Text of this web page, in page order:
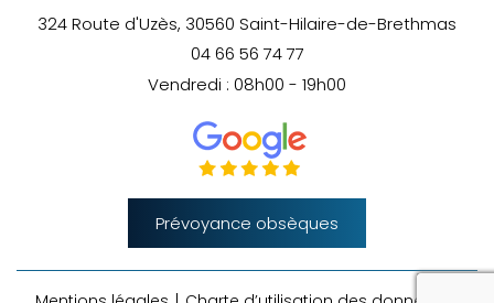
324 Route d'Uzès, 30560 Saint-Hilaire-de-Brethmas
04 66 56 74 77
Vendredi : 08h00 - 19h00
Prévoyance obsèques